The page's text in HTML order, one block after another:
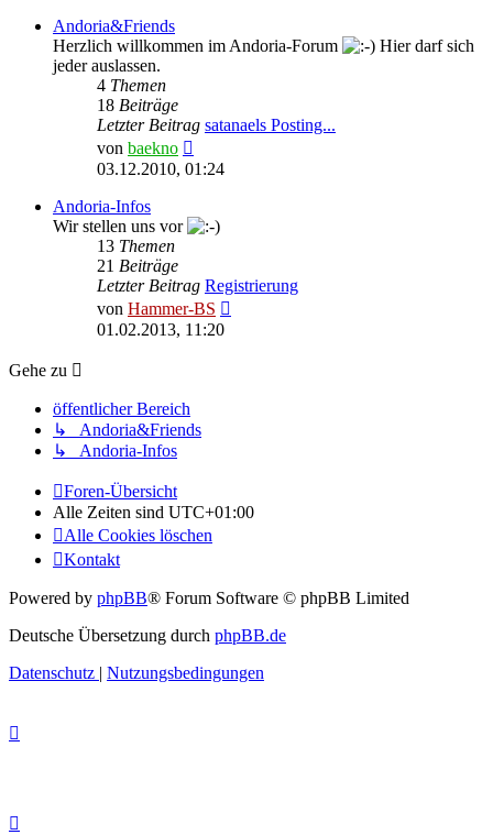
Andoria&Friends
Herzlich willkommen im Andoria-Forum
Hier darf sich
jeder auslassen.
4 Themen
18 Beiträge
Letzter Beitrag satanaels Posting...
von baekno
Beitrag
03.12.2010, 01:24
Andoria-Infos
Wir stellen uns vor
13 Themen
21 Beiträge
Letzter Beitrag Registrierung
von Hammer-BS
01.02.2013, 11:20
Gehe zu
öffentlicher Bereich
↳ Andoria&Friends
↳ Andoria-Infos
Foren-Übersicht
Alle Zeiten sind UTC+01:00
Alle Cookies löschen
Kontakt
Powered by phpBB® Forum Software © phpBB Limited
Deutsche Übersetzung durch phpBB.de
Datenschutz | Nutzungsbedingungen